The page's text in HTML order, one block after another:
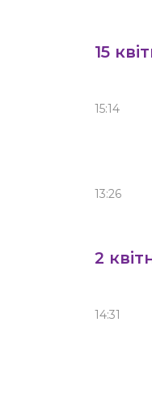
15
15:14
13:26
2
14:31